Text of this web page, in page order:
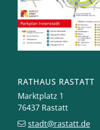
RATHAUS RASTATT
Marktplatz 1
76437 Rastatt
stadt@rastatt.de